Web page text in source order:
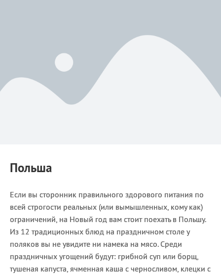
Польша
Если вы сторонник правильного здорового питания по
всей строгости реальных (или вымышленных, кому как)
ограничений, на Новый год вам стоит поехать в Польшу.
Из 12 традиционных блюд на праздничном столе у
поляков вы не увидите ни намека на мясо. Среди
праздничных угощений будут: грибной суп или борщ,
тушеная капуста, ячменная каша с черносливом, клецки с